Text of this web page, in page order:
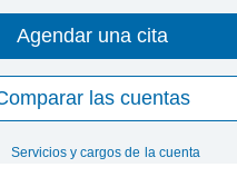
Agendar una cita
las cuentas
Servicios y cargos de la cuenta